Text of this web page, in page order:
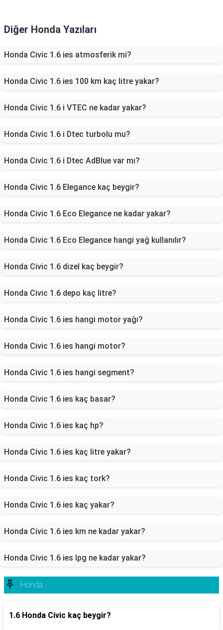
Diğer Honda Yazıları
Honda Civic 1.6 ies atmosferik mi?
Honda Civic 1.6 ies 100 km kaç litre yakar?
Honda Civic 1.6 i VTEC ne kadar yakar?
Honda Civic 1.6 i Dtec turbolu mu?
Honda Civic 1.6 i Dtec AdBlue var mı?
Honda Civic 1.6 Elegance kaç beygir?
Honda Civic 1.6 Eco Elegance ne kadar yakar?
Honda Civic 1.6 Eco Elegance hangi yağ kullanılır?
Honda Civic 1.6 dizel kaç beygir?
Honda Civic 1.6 depo kaç litre?
Honda Civic 1.6 ies hangi motor yağı?
Honda Civic 1.6 ies hangi motor?
Honda Civic 1.6 ies hangi segment?
Honda Civic 1.6 ies kaç basar?
Honda Civic 1.6 ies kaç hp?
Honda Civic 1.6 ies kaç litre yakar?
Honda Civic 1.6 ies kaç tork?
Honda Civic 1.6 ies kaç yakar?
Honda Civic 1.6 ies km ne kadar yakar?
Honda Civic 1.6 ies lpg ne kadar yakar?
Honda
1.6 Honda Civic kaç beygir?